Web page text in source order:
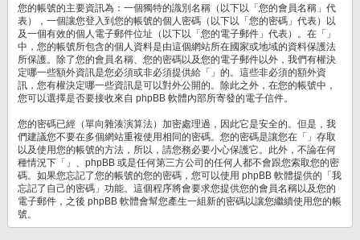
您的帳號的主要資訊為：一個獨特的識別名稱（以下以「您的會員名稱」代
表），一個讓您登入到您的帳號的個人密碼（以下以「您的密碼」代表）以
及一個有效的個人電子郵件位址（以下以「您的電子郵件」代表）。在「」
中，您的帳號所包含的個人資料是由這個網站所在國家或地域的資料保護法
所保護。除了您的會員名稱、您的密碼以及您的電子郵件以外，我們有權決
定哪一些額外資訊是您必須或非必須提供給「」的。這些非必須的額外資
訊，您有權決定哪一些資訊是可以對外公開的。除此之外，在您的帳號中，
您可以選擇是否要接收來自 phpBB 軟體內部所寄發的電子信件。
您的密碼已經（單向雜湊演算法）加密處理過，因此它是安全的。但是，我
們建議您不要在多個網站重複使用相同的密碼。您的密碼是讓您在「」存取
以及使用您的帳號的方法，所以，請您務必要小心保護它。此外，不論在何
種情況下「」、phpBB 或是任何第三方公司的任何人都不會跟您索取您的密
碼。如果您忘記了您的帳號的您的密碼，您可以使用 phpBB 軟體提供的「我
忘記了自己的密碼」功能。這個程序將會要求您提供您的會員名稱以及您的
電子郵件，之後 phpBB 軟體會幫您產生一組新的密碼以讓您繼續使用您的帳
號。